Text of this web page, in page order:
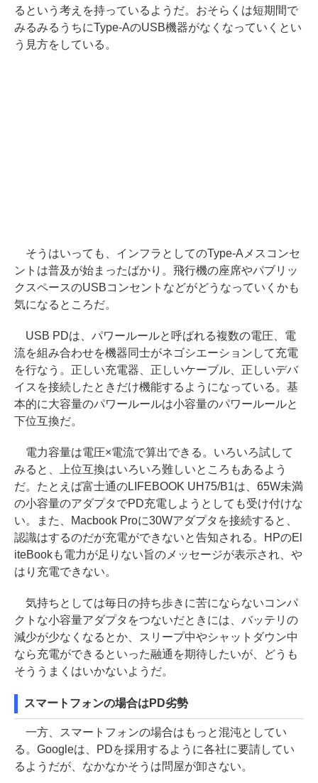
るという考えを持っているようだ。おそらくは短期間で
みるみるうちにType-AのUSB機器がなくなっていくとい
う見方をしている。
そうはいっても、インフラとしてのType-Aメスコンセ
ントは普及が始まったばかり。飛行機の座席やパブリッ
クスペースのUSBコンセントなどがどうなっていくかも
気になるところだ。
USB PDは、パワールールと呼ばれる複数の電圧、電
流を組み合わせを機器同士がネゴシエーションして充電
を行なう。正しい充電器、正しいケーブル、正しいデバ
イスを接続したときだけ機能するようになっている。基
本的に大容量のパワールールは小容量のパワールールと
下位互換だ。
電力容量は電圧×電流で算出できる。いろいろ試して
みると、上位互換はいろいろ難しいところもあるよう
だ。たとえば富士通のLIFEBOOK UH75/B1は、65W未満
の小容量のアダプタでPD充電しようとしても受け付けな
い。また、Macbook Proに30Wアダプタを接続すると、
認識はするのだが充電ができないと告知される。HPのEl
iteBookも電力が足りない旨のメッセージが表示され、や
はり充電できない。
気持ちとしては毎日の持ち歩きに苦にならないコンパ
クトな小容量アダプタをつないだときには、バッテリの
減少が少なくなるとか、スリープ中やシャットダウン中
なら充電ができるといった融通を期待したいが、どうも
そううまくはいかないようだ。
スマートフォンの場合はPD劣勢
一方、スマートフォンの場合はもっと混沌としてい
る。Googleは、PDを採用するように各社に要請してい
るようだが、なかなかそうは問屋が卸さない。